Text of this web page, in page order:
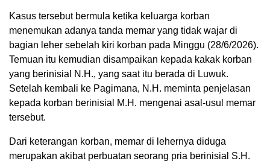
Kasus tersebut bermula ketika keluarga korban
menemukan adanya tanda memar yang tidak wajar di
bagian leher sebelah kiri korban pada Minggu (28/6/2026).
Temuan itu kemudian disampaikan kepada kakak korban
yang berinisial N.H., yang saat itu berada di Luwuk.
Setelah kembali ke Pagimana, N.H. meminta penjelasan
kepada korban berinisial M.H. mengenai asal-usul memar
tersebut.
Dari keterangan korban, memar di lehernya diduga
merupakan akibat perbuatan seorang pria berinisial S.H.